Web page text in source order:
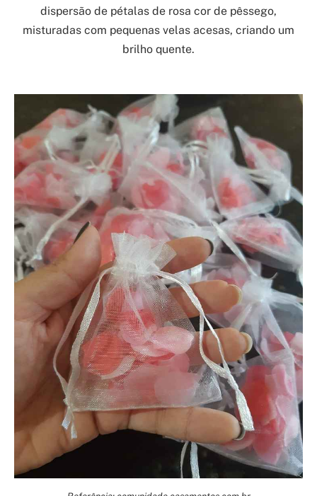
dispersão de pétalas de rosa cor de pêssego,
misturadas com pequenas velas acesas, criando um
brilho quente.